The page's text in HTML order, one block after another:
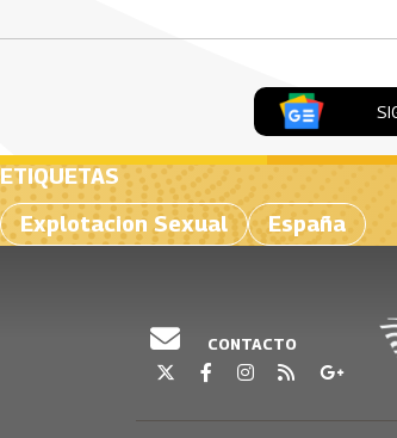
ETIQUETAS
Explotacion Sexual
España
CONTACTO